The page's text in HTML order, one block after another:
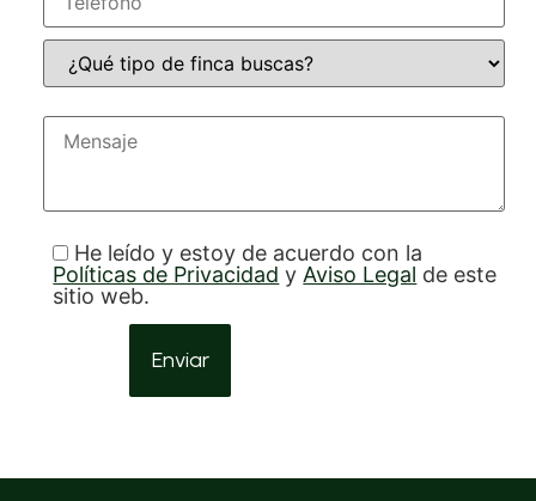
He leído y estoy de acuerdo con la
Políticas de Privacidad y Aviso Legal de este
sitio web.